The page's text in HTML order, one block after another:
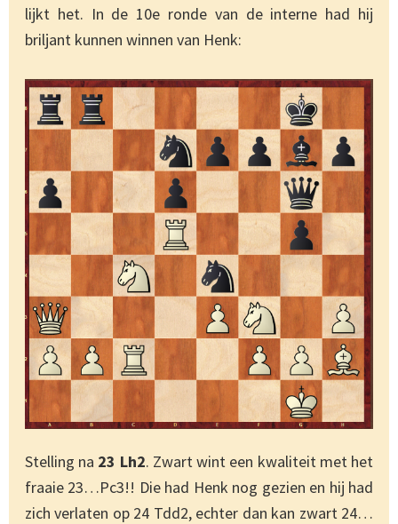
lijkt het. In de 10e ronde van de interne had hij
briljant kunnen winnen van Henk:
Stelling na 23 Lh2. Zwart wint een kwaliteit met het
fraaie 23…Pc3!! Die had Henk nog gezien en hij had
zich verlaten op 24 Tdd2, echter dan kan zwart 24…